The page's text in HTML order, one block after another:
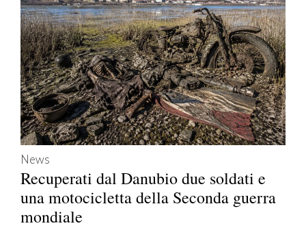
News
Recuperati dal Danubio due soldati e
una motocicletta della Seconda guerra
mondiale